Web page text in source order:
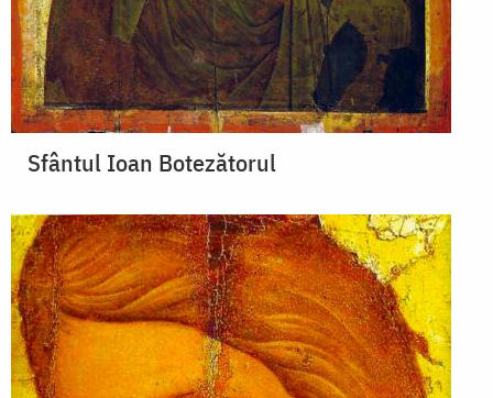
Sfântul Ioan Botezătorul